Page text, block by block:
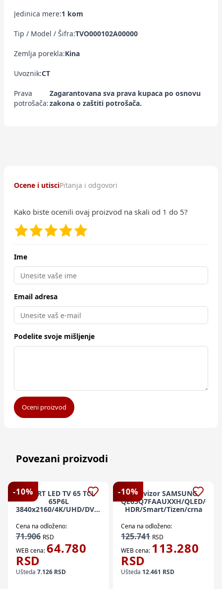
Jedinica mere:1 kom
Tip / Model / Šifra:TVO000102A00000
Zemlja porekla:Kina
Uvoznik:CT
Prava
potrošača:
Zagarantovana sva prava kupaca po osnovu
zakona o zaštiti potrošača.
Ocene i utisciPitanja i odgovori
Kako biste ocenili ovaj proizvod na skali od 1 do 5?
Ime
Email adresa
Podelite svoje mišljenje
Oceni proizvod
Povezani proizvodi
-10%
SMART LED TV 65 TCL
65P6L
3840x2160/4K/UHD/DVB-
Cena na odloženo:
71.906 RSD
WEB cena:64.780
RSD
Ušteda 7.126 RSD
-10%
Televizor SAMSUNG
QE65Q7FAAUXXH/QLED/
HDR/Smart/Tizen/crna
Cena na odloženo:
125.741 RSD
WEB cena: 113.280
RSD
Ušteda 12.461 RSD